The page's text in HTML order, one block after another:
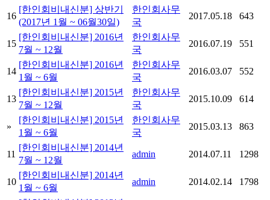
16
[한인회비내신분] 상반기
(2017년 1월 ~ 06월30일)
한인회사무
국
2017.05.18 643
15
[한인회비내신분] 2016년
7월 ~ 12월
한인회사무
국
2016.07.19 551
14
[한인회비내신분] 2016년
1월 ~ 6월
한인회사무
국
2016.03.07 552
13
[한인회비내신분] 2015년
7월 ~ 12월
한인회사무
국
2015.10.09 614
»
[한인회비내신분] 2015년
1월 ~ 6월
한인회사무
국
2015.03.13 863
11
[한인회비내신분] 2014년
7월 ~ 12월
admin 2014.07.11 1298
10
[한인회비내신분] 2014년
1월 ~ 6월
admin 2014.02.14 1798